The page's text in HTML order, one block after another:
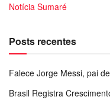
Notícia Sumaré
Posts recentes
Falece Jorge Messi, pai
Brasil Registra